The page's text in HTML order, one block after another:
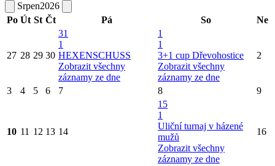
Srpen2026
Po Út St Čt Pá So Ne
27 28 29 30
31
1
HEXENSCHUSS
Zobrazit všechny
záznamy ze dne
1
1
3+1 cup Dřevohostice
Zobrazit všechny
záznamy ze dne
2
3 4 5 6 7 8 9
10 11 12 13 14
15
1
Uliční turnaj v házené
mužů
Zobrazit všechny
záznamy ze dne
16